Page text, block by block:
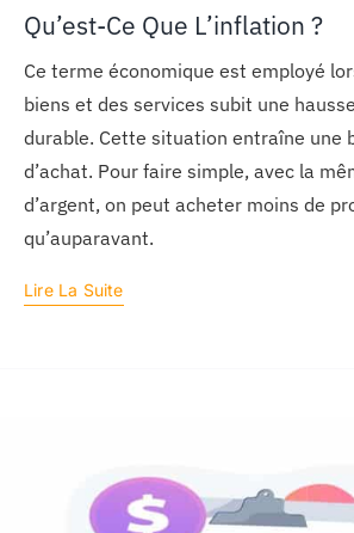
Qu’est-Ce Que L’inflation ?
Ce terme économique est employé
biens et des services subit une
durable. Cette situation entraîne une
d’achat. Pour faire simple, avec la
d’argent, on peut acheter moins de
qu’auparavant.
Lire La Suite